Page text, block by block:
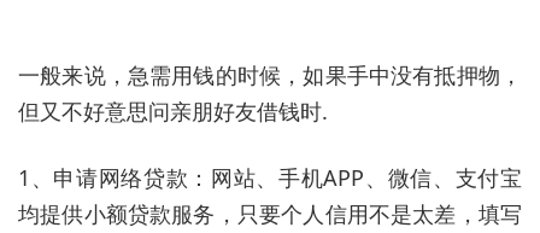
一般来说，急需用钱的时候，如果手中没有抵押物，
但又不好意思问亲朋好友借钱时.
1、 申请网络贷款： 网站、手机APP、微信、支付宝
均提供小额贷款服务，只要个人信用不是太差，填写